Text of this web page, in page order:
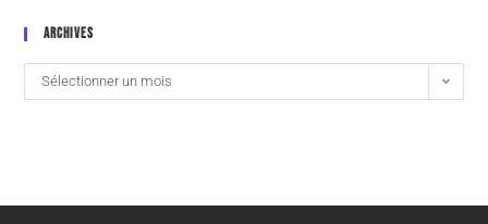
ARCHIVES
Sélectionner un mois